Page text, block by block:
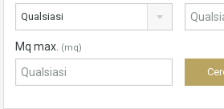
Qualsiasi
Mq max. (mq)